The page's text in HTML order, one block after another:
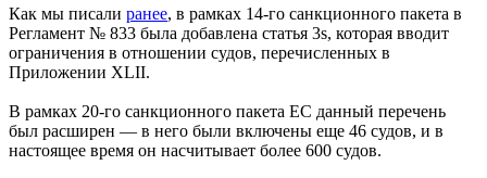
Как мы писали ранее, в рамках 14-го санкционного пакета в
Регламент № 833 была добавлена статья 3s, которая вводит
ограничения в отношении судов, перечисленных в
Приложении XLII.
В рамках 20-го санкционного пакета ЕС данный перечень
был расширен — в него были включены еще 46 судов, и в
настоящее время он насчитывает более 600 судов.